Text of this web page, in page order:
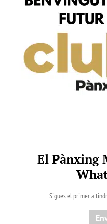
El Pànxing
Sigues el primer a